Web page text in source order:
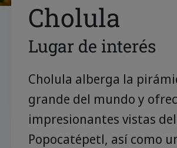
Cholula
Lugar de interés
Cholula alberga la
grande del mundo y
impresionantes vistas
Popocatépetl, así como